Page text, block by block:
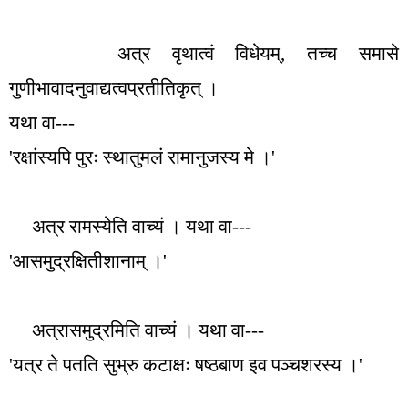
अत्र वृथात्वं विधेयम्,तच्च समासे
गुणीभावादनुवाद्यत्वप्रतीतिकृत् ।
यथा वा---
'रक्षांस्यपि पुरः स्थातुमलं रामानुजस्य मे । '
अत्र रामस्येति वाच्यं । यथा वा---
'आसमुद्रक्षितीशानाम् । '
अत्रासमुद्रमिति वाच्यं । यथा वा---
'यत्र ते पतति सुभ्रु कटाक्षः षष्ठबाण इव पञ्चशरस्य । '